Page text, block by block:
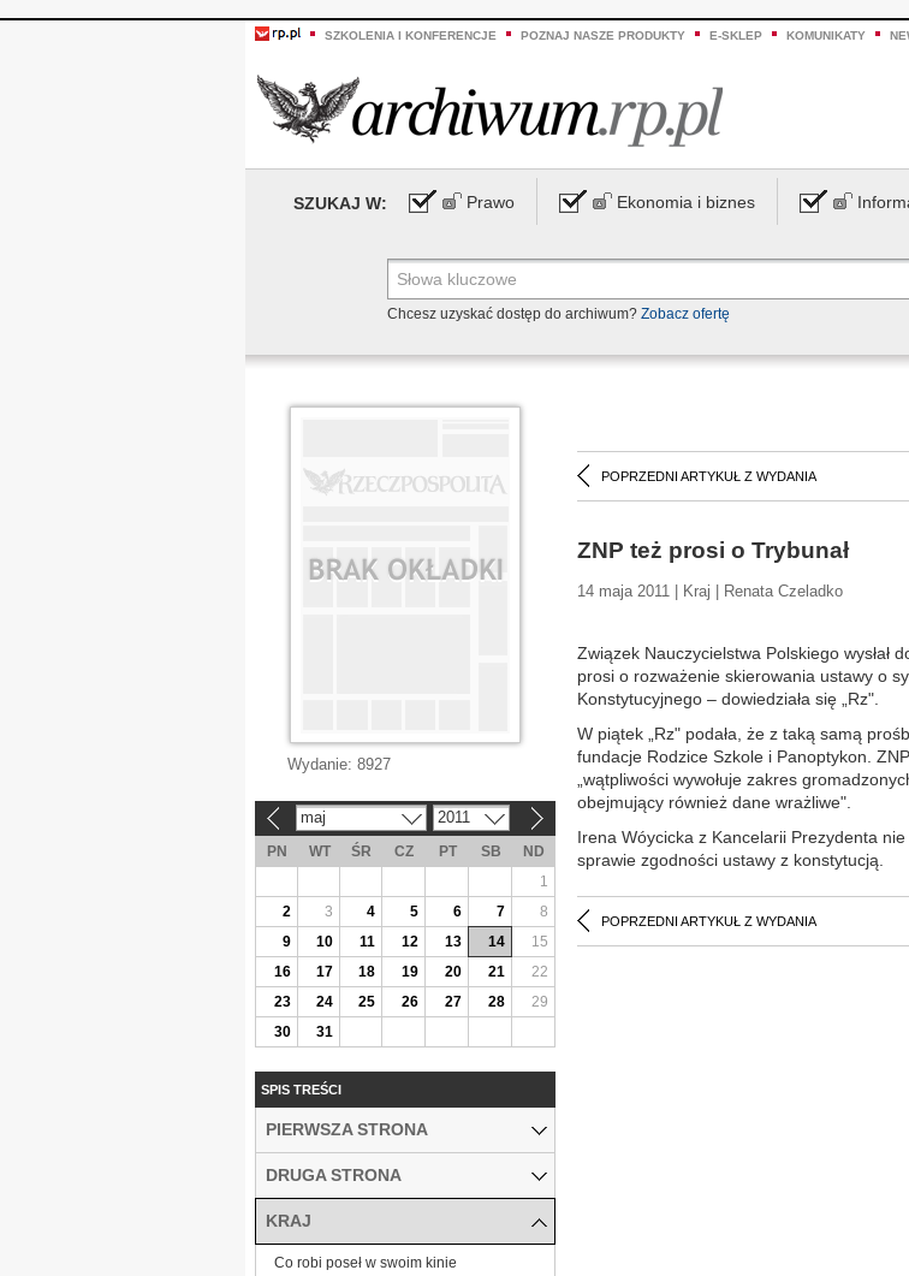
SZKOLENIA I KONFERENCJE POZNAJ NASZE PRODUKTY E-SKLEP KOMUNIKATY
SZUKAJ W: Prawo Ekonomia i biznes
Chcesz uzyskać dostęp do archiwum? Zobacz ofertę
POPRZEDNI ARTYKUŁ Z WYDANIA
ZNP też prosi o Trybunał
14 maja 2011 | Kraj | Renata Czeladko
Związek Nauczycielstwa Polskiego wysłał
prosi o rozważenie skierowania ustawy o
Konstytucyjnego – dowiedziała się „Rz".
W piątek „Rz" podała, że z taką samą
fundacje Rodzice Szkole i Panoptykon.
„wątpliwości wywołuje zakres
obejmujący również dane wrażliwe".
Irena Wóycicka z Kancelarii Prezydenta
sprawie zgodności ustawy z konstytucją.
POPRZEDNI ARTYKUŁ Z WYDANIA
Wydanie: 8927
maj 2011
PN WT ŚR CZ PT SB
ND
1
2
3 4 5 6 7
8
9
10 11 12 13 14
15
16
17 18 19 20 21
22
23
24 25 26 27 28
29
30
31
SPIS TREŚCI
PIERWSZA STRONA
DRUGA STRONA
KRAJ
Co robi poseł w swoim kinie